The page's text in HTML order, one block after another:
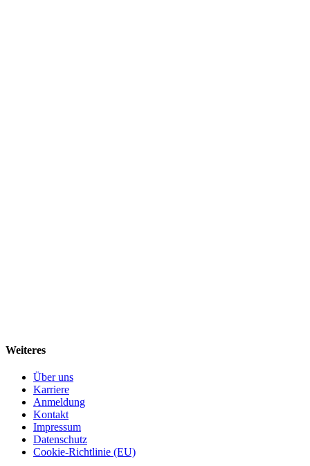
Weiteres
Über uns
Karriere
Anmeldung
Kontakt
Impressum
Datenschutz
Cookie-Richtlinie (EU)